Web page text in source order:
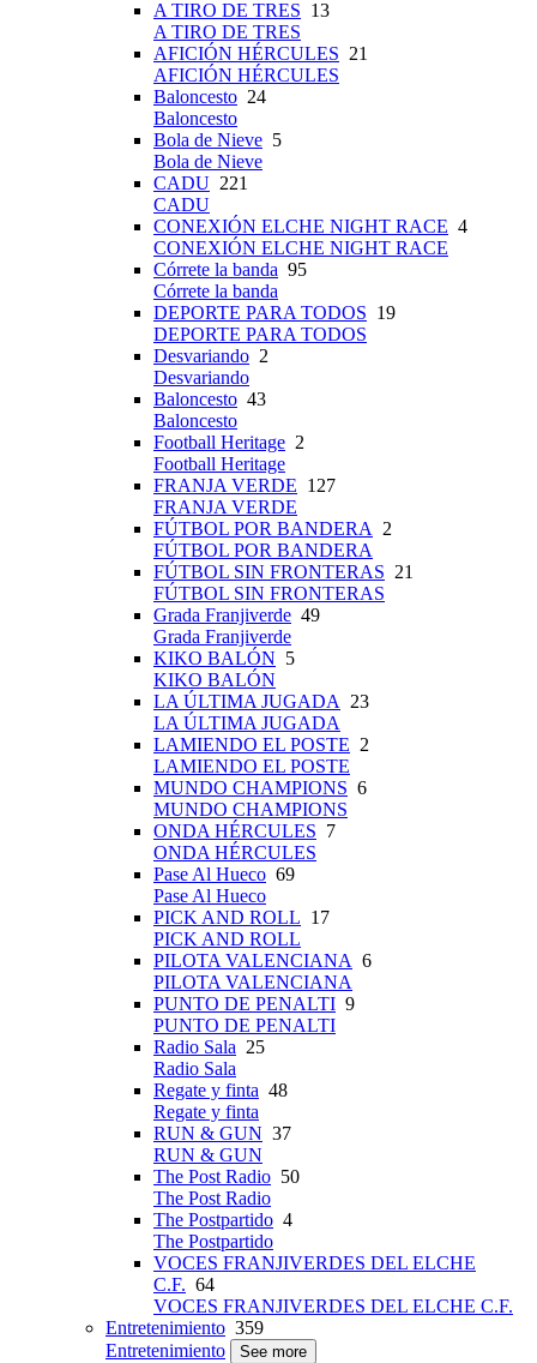
A TIRO DE TRES 13
A TIRO DE TRES
AFICIÓN HÉRCULES 21
AFICIÓN HÉRCULES
Baloncesto 24
Baloncesto
Bola de Nieve 5
Bola de Nieve
CADU 221
CADU
CONEXIÓN ELCHE NIGHT RACE 4
CONEXIÓN ELCHE NIGHT RACE
Córrete la banda 95
Córrete la banda
DEPORTE PARA TODOS 19
DEPORTE PARA TODOS
Desvariando 2
Desvariando
Baloncesto 43
Baloncesto
Football Heritage 2
Football Heritage
FRANJA VERDE 127
FRANJA VERDE
FÚTBOL POR BANDERA 2
FÚTBOL POR BANDERA
FÚTBOL SIN FRONTERAS 21
FÚTBOL SIN FRONTERAS
Grada Franjiverde 49
Grada Franjiverde
KIKO BALÓN 5
KIKO BALÓN
LA ÚLTIMA JUGADA 23
LA ÚLTIMA JUGADA
LAMIENDO EL POSTE 2
LAMIENDO EL POSTE
MUNDO CHAMPIONS 6
MUNDO CHAMPIONS
ONDA HÉRCULES 7
ONDA HÉRCULES
Pase Al Hueco 69
Pase Al Hueco
PICK AND ROLL 17
PICK AND ROLL
PILOTA VALENCIANA 6
PILOTA VALENCIANA
PUNTO DE PENALTI 9
PUNTO DE PENALTI
Radio Sala 25
Radio Sala
Regate y finta 48
Regate y finta
RUN & GUN 37
RUN & GUN
The Post Radio 50
The Post Radio
The Postpartido 4
The Postpartido
VOCES FRANJIVERDES DEL ELCHE
C.F. 64
VOCES FRANJIVERDES DEL ELCHE C.F.
Entretenimiento 359
Entretenimiento
See more